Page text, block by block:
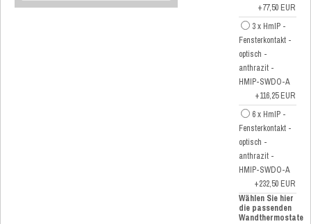
+77,50 EUR
3 x HmIP -
Fensterkontakt -
optisch -
anthrazit -
HMIP-SWDO-A
+116,25 EUR
6 x HmIP -
Fensterkontakt -
optisch -
anthrazit -
HMIP-SWDO-A
+232,50 EUR
Wählen Sie hier
die passenden
Wandthermostate